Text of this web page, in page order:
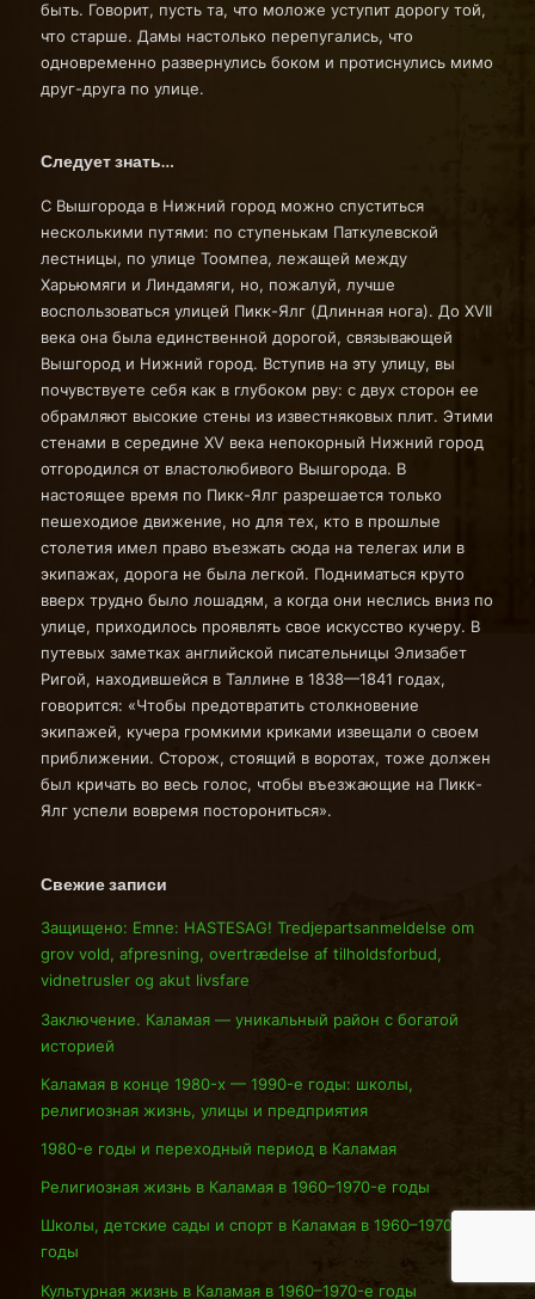
быть. Говорит, пусть та, что моложе уступит дорогу той,
что старше. Дамы настолько перепугались, что
одновременно развернулись боком и протиснулись мимо
друг-друга по улице.
Следует знать…
С Вышгорода в Нижний город можно спуститься
несколькими путями: по ступенькам Паткулевской
лестницы, по улице Тоомпеа, лежащей между
Харьюмяги и Линдамяги, но, пожалуй, лучше
воспользоваться улицей Пикк-Ялг (Длинная нога). До XVII
века она была единственной дорогой, связывающей
Вышгород и Нижний город. Вступив на эту улицу, вы
почувствуете себя как в глубоком рву: с двух сторон ее
обрамляют высокие стены из известняковых плит. Этими
стенами в середине XV века непокорный Нижний город
отгородился от властолюбивого Вышгорода. В
настоящее время по Пикк-Ялг разрешается только
пешеходиое движение, но для тех, кто в прошлые
столетия имел право въезжать сюда на телегах или в
экипажах, дорога не была легкой. Подниматься круто
вверх трудно было лошадям, а когда они неслись вниз по
улице, приходилось проявлять свое искусство кучеру. В
путевых заметках английской писательницы Элизабет
Ригой, находившейся в Таллине в 1838—1841 годах,
говорится: «Чтобы предотвратить столкновение
экипажей, кучера громкими криками извещали о своем
приближении. Сторож, стоящий в воротах, тоже должен
был кричать во весь голос, чтобы въезжающие на Пикк-
Ялг успели вовремя посторониться».
Свежие записи
Защищено: Emne: HASTESAG! Tredjepartsanmeldelse om
grov vold, afpresning, overtrædelse af tilholdsforbud,
vidnetrusler og akut livsfare
Заключение. Каламая — уникальный район с богатой
историей
Каламая в конце 1980-х — 1990-е годы: школы,
религиозная жизнь, улицы и предприятия
1980-е годы и переходный период в Каламая
Религиозная жизнь в Каламая в 1960–1970-е годы
Школы, детские сады и спорт в Каламая в 1960–1970-е
годы
Культурная жизнь в Каламая в 1960–1970-е годы